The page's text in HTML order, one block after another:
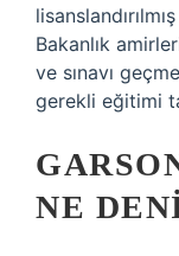
Bakanlık
ve sınavı
gerekli eğitimi
NE